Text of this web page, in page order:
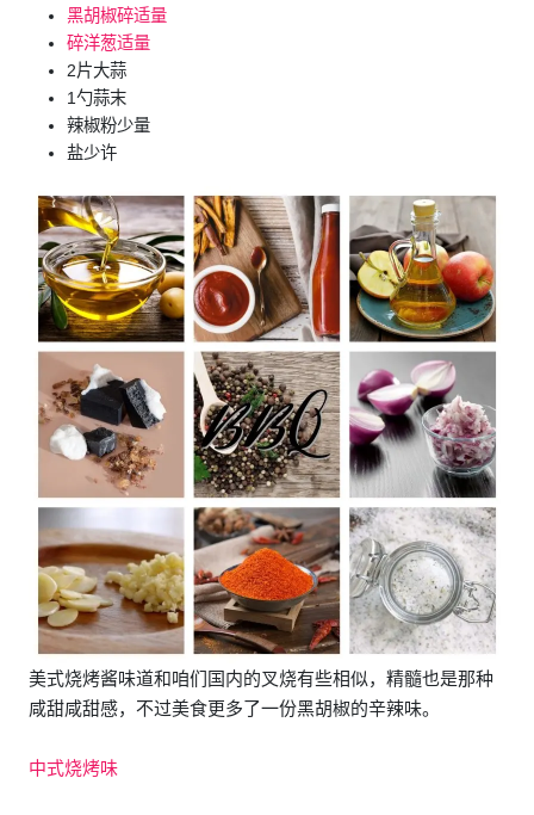
黑胡椒碎适量
碎洋葱适量
2片大蒜
1勺蒜末
辣椒粉少量
盐少许
美式烧烤酱味道和咱们国内的叉烧有些相似，精髓也是那种
咸甜咸甜感，不过美食更多了一份黑胡椒的辛辣味。
中式烧烤味